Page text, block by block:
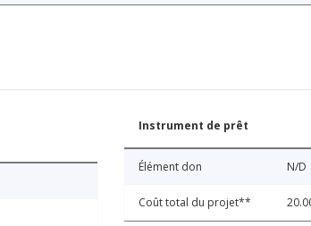
Instrument de prêt
Élément don N/D
Coût total du projet**